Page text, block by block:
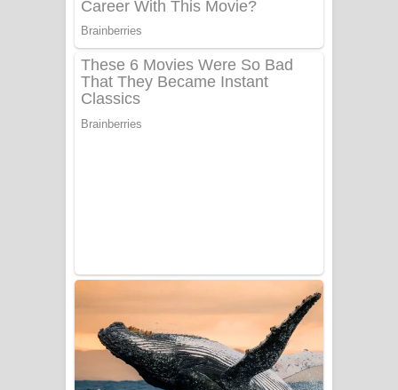
බැබලෙන ගීතයේ පද පෙළ
Adare Wadi Nisa Song Lyrics - ආදරේ
වැඩි නිසා ගීතයේ පද පෙළ
UNUHUMA Song Lyrics - උණුහුම
Ow Man Sosa Song Lyrics - ඔව් මං
සෝසා ගීතයේ පද පෙළ